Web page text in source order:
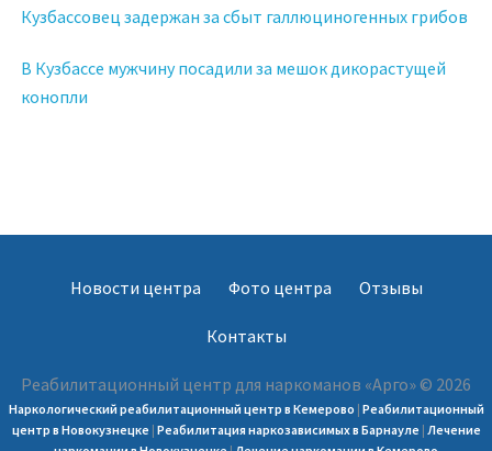
Кузбассовец задержан за сбыт галлюциногенных грибов
В Кузбассе мужчину посадили за мешок дикорастущей
конопли
Новости центра Фото центра Отзывы
Контакты
Реабилитационный центр для наркоманов «Арго» © 2026
Наркологический реабилитационный центр в Кемерово | Реабилитационный
центр в Новокузнецке | Реабилитация наркозависимых в Барнауле | Лечение